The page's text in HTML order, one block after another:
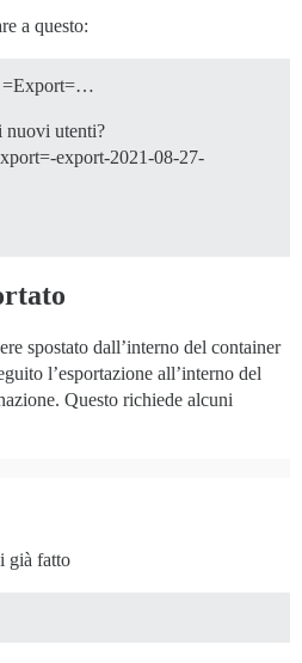
a questo:
=Export=…
nuovi utenti?
export-2021-08-27-
spostato dall’interno del container
l’esportazione all’interno del
Questo richiede alcuni
già fatto